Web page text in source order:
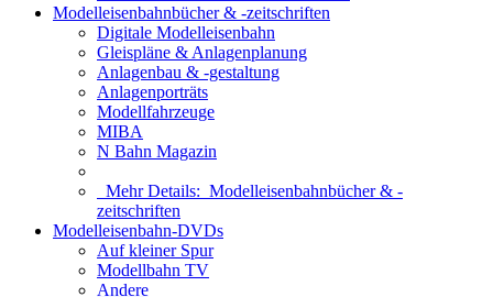
Modelleisenbahnbücher & -zeitschriften
Digitale Modelleisenbahn
Gleispläne & Anlagenplanung
Anlagenbau & -gestaltung
Anlagenporträts
Modellfahrzeuge
MIBA
N Bahn Magazin
Mehr Details: Modelleisenbahnbücher & -
zeitschriften
Modelleisenbahn-DVDs
Auf kleiner Spur
Modellbahn TV
Andere